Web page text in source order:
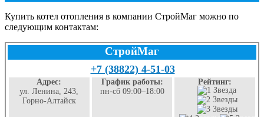
Купить котел отопления в компании СтройМаг можно по
следующим контактам:
СтройМаг
+7 (38822) 4-51-03
Адрес:
ул. Ленина, 243,
Горно-Алтайск
График работы:
пн-сб 09:00–18:00
Рейтинг: